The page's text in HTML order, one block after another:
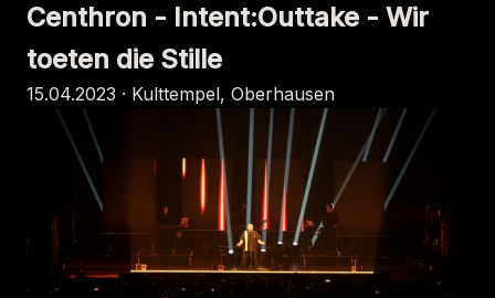
Centhron - Intent:Outtake - Wir
toeten die Stille
15.04.2023 · Kulttempel, Oberhausen